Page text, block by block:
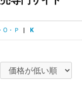
O・Ｐ K